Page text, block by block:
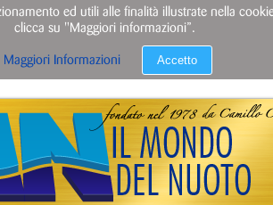
ed utili alle finalità illustrate nella
clicca su "Maggiori informazioni”.
Maggiori Informazioni Accetto